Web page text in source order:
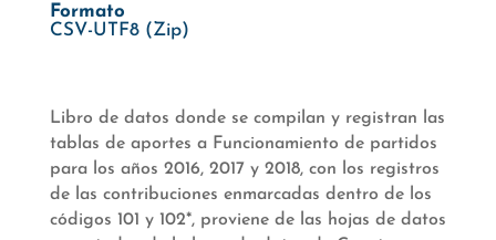
Formato
CSV-UTF8 (Zip)
Libro de datos donde se compilan y registran las
tablas de aportes a Funcionamiento de partidos
para los años 2016, 2017 y 2018, con los registros
de las contribuciones enmarcadas dentro de los
códigos 101 y 102*, proviene de las hojas de datos